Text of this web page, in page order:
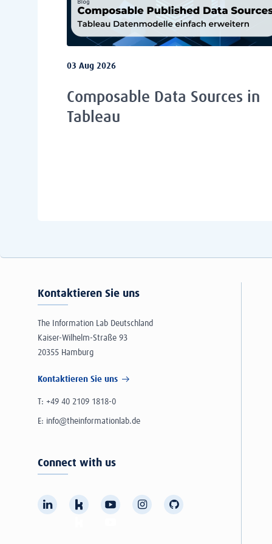
03 Aug 2026
Composable Data Sources in
Tableau
Kontaktieren Sie uns
The Information Lab Deutschland
Kaiser-Wilhelm-Straße 93
20355 Hamburg
Kontaktieren Sie uns
T: +49 40 2109 1818-0
E: info@theinformationlab.de
Connect with us